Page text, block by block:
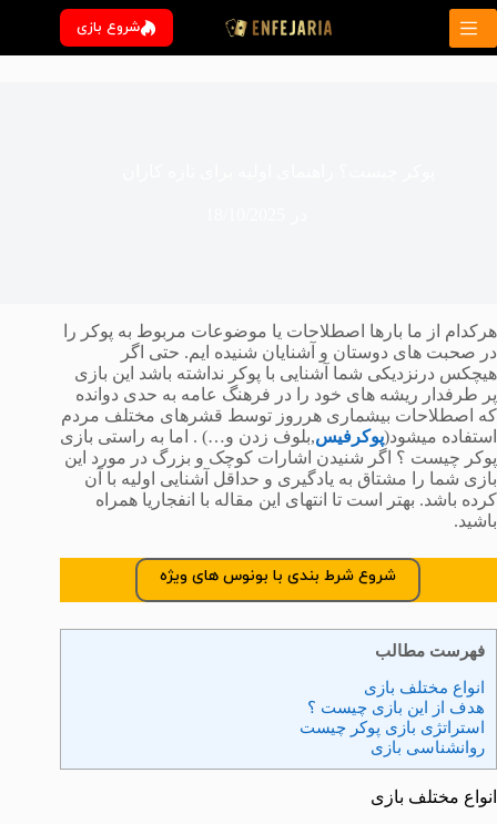
پرش
محتوا
شروع بازی
هرکدام از ما بارها اصطلاحات یا موضوعات مربوط به پوکر را
در صحبت های دوستان و آشنایان شنیده ایم. حتی اگر
هیچکس درنزدیکی شما آشنایی با پوکر نداشته باشد این بازی
پر طرفدار ریشه های خود را در فرهنگ عامه به حدی دوانده
که اصطلاحات بیشماری هرروز توسط قشرهای مختلف مردم
استفاده میشود(پوکرفیس,بلوف زدن و…) . اما به راستی بازی
پوکر چیست ؟ اگر شنیدن اشارات کوچک و بزرگ در مورد این
بازی شما را مشتاق به یادگیری و حداقل آشنایی اولیه با آن
کرده باشد. بهتر است تا انتهای این مقاله با انفجاریا همراه
باشید.
شروع شرط بندی با بونوس های ویژه
فهرست مطالب
انواع مختلف بازی
هدف از این بازی چیست ؟
استراتژی بازی پوکر چیست
روانشناسی بازی
انواع مختلف بازی